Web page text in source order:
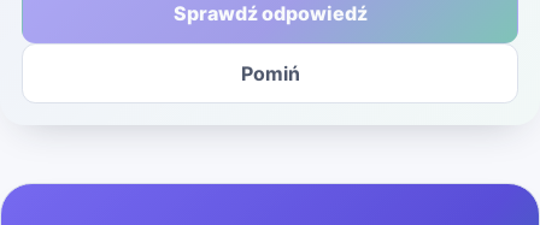
Sprawdź odpowiedź
Pomiń